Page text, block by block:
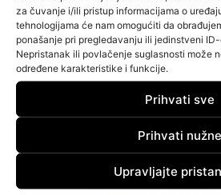
za čuvanje i/ili pristup informacijama o
tehnologijama će nam omogućiti da
ponašanje pri pregledavanju ili jedinstveni
Nepristanak ili povlačenje suglasnosti može
određene karakteristike i funkcije.
Prihvati sve
Prihvati nužne
Upravljajte
VIDEO
a održao
spomen